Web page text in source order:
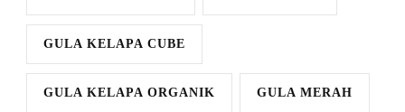
GULA KELAPA CUBE
GULA KELAPA ORGANIK GULA MERAH